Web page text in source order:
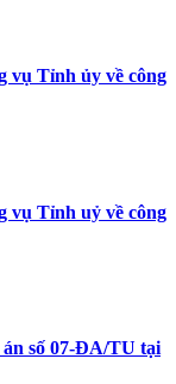
vụ Tỉnh ủy về công
vụ Tỉnh uỷ về công
số 07-ĐA/TU tại